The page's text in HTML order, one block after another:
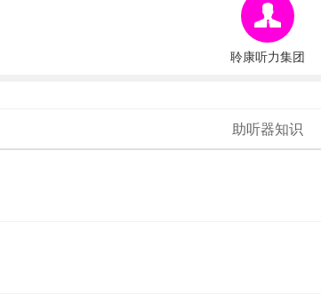
聆康听力集团
助听器知识